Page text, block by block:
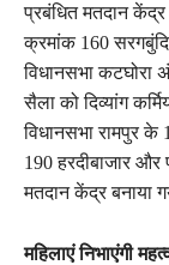
प्रबंधित मतदान केंद्र
क्रमांक 160
विधानसभा कटघोरा
सैला को दिव्यांग
विधानसभा रामपुर के
190 हरदीबाजार और
मतदान केंद्र बनाया
महिलाएं निभाएंगी